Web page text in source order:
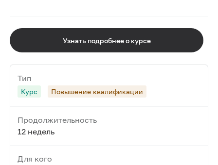
Узнать подробнее о курсе
Тип
Курс Повышение квалификации
Продолжительность
12 недель
Для кого